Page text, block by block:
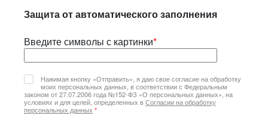
Защита от автоматического заполнения
Введите символы с картинки*
Нажимая кнопку «Отправить», я даю свое согласие на обработку
моих персональных данных, в соответствии с Федеральным
законом от 27.07.2006 года №152-ФЗ «О персональных данных», на
условиях и для целей, определенных вСогласии на обработку
персональных данных *